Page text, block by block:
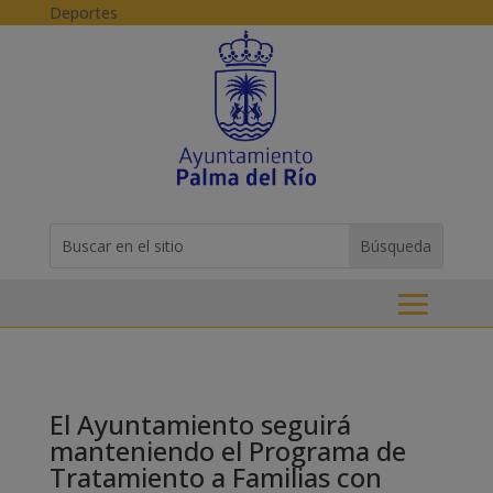
Skip to content
Deportes
for...
El Ayuntamiento seguirá
manteniendo el Programa de
Tratamiento a Familias con